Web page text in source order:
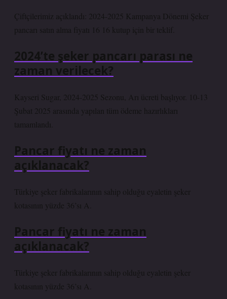
Çiftçilerimiz açıklandı: 2024-2025 Kampanya Dönemi Şeker
pancarı satın alma fiyatı 16 16 kutup için bir teklif.
2024’te şeker pancarı parası ne
zaman verilecek?
Kayseri Sugar, 2024-2025 Sezonu, Arı ücreti başlıyor. 10-13
Şubat 2025 arasında yapılan tüm ödeme hazırlıkları
tamamlandı.
Pancar fiyatı ne zaman
açıklanacak?
Türkiye şeker fabrikalarının sahip olduğu eyaletin şeker
kotasının yüzde 36’sı A.
Pancar fiyatı ne zaman
açıklanacak?
Türkiye şeker fabrikalarının sahip olduğu eyaletin şeker
kotasının yüzde 36’sı A.